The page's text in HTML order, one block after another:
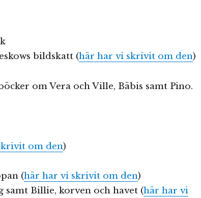
bildskatt (här har vi skrivit om den)
om Vera och Ville, Bäbis samt Pino.
om den)
(här har vi skrivit om den)
samt Billie, korven och havet (här har vi